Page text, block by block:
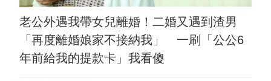
老公外遇我帶女兒離婚！二婚又遇到渣男
「再度離婚娘家不接納我」 一刷「公公6
年前給我的提款卡」我看傻